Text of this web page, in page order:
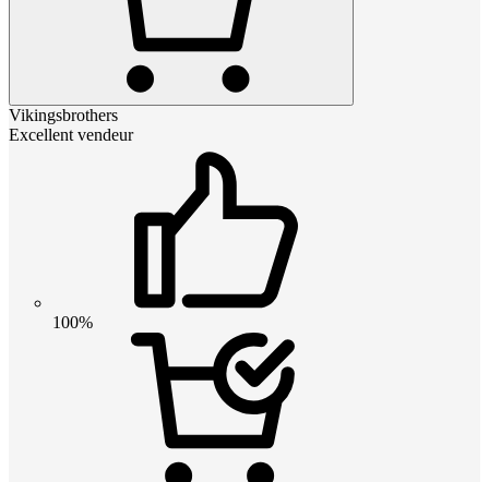
Vikingsbrothers
Excellent vendeur
100%